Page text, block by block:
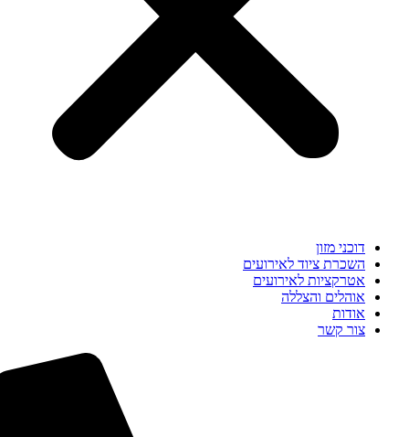
דוכני מזון
השכרת ציוד לאירועים
אטרקציות לאירועים
אוהלים והצללה
אודות
צור קשר